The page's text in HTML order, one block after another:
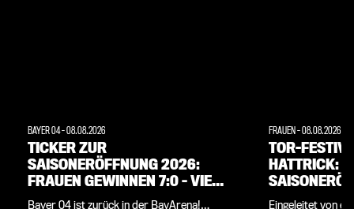
BAYER 04-08.08.2026
TICKER ZUR
SAISONERÖFFNUNG 2026:
FRAUEN GEWINNEN 7:0 – VIEL
SPASS AUF DEN A
Bayer 04 ist zurück in der BayArena!
FRAUEN -08.08.2026
TOR-
HATTRICK:
GEGEN
Eingeleitet von